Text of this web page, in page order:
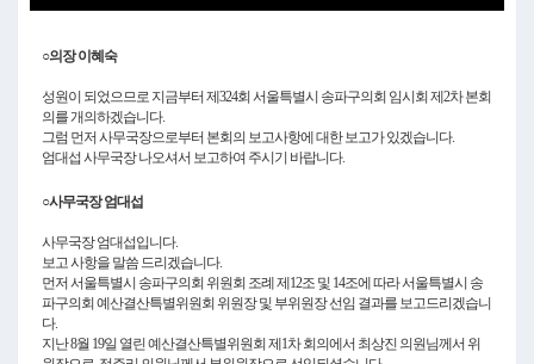
Video
○의장 이혜숙
성원이 되었으므로 지금부터 제324회 서울특별시 송파구의회 임시회 제2차 본회
의를 개의하겠습니다.
그럼 먼저 사무국장으로부터 본회의 보고사항에 대한 보고가 있겠습니다.
엄대섭 사무국장 나오셔서 보고하여 주시기 바랍니다.
○사무국장 엄대섭
사무국장 엄대섭입니다.
보고 사항을 말씀 드리겠습니다.
먼저 서울특별시 송파구의회 위원회 조례 제12조 및 14조에 따라 서울특별시 송
파구의회 예산결산특별위원회 위원장 및 부위원장 선임 결과를 보고드리겠습니
다.
지난 8월 19일 열린 예산결산특별위원회 제1차 회의에서 최상진 의원님께서 위